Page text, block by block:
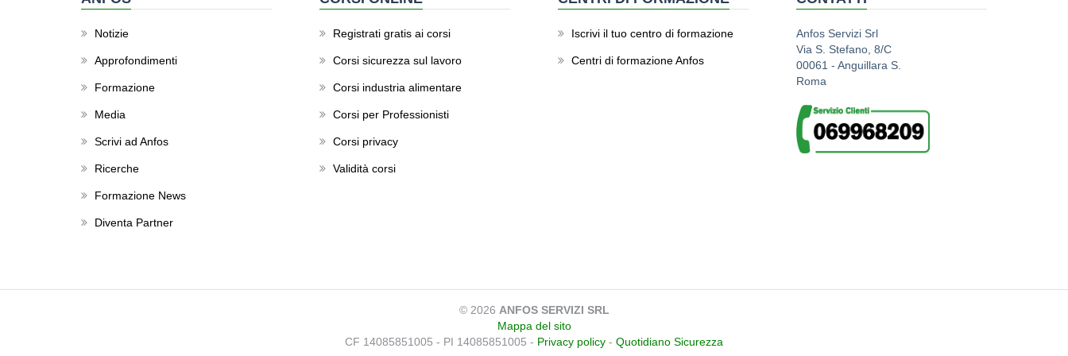
Notizie
Approfondimenti
Formazione
Media
Scrivi ad Anfos
Ricerche
Formazione News
Diventa Partner
Registrati gratis ai corsi
Corsi sicurezza sul lavoro
Corsi industria alimentare
Corsi per Professionisti
Corsi privacy
Validità corsi
Iscrivi il tuo centro di formazione
Centri di formazione Anfos
Anfos Servizi Srl
Via S. Stefano, 8/C
00061 - Anguillara S.
Roma
© 2026 ANFOS SERVIZI SRL
Mappa del sito
CF 14085851005 - PI 14085851005 - Privacy policy - Quotidiano Sicurezza